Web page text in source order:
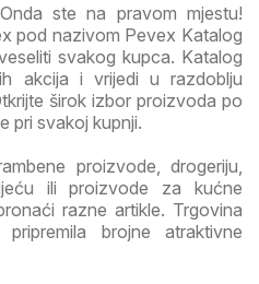
ste na pravom mjestu!
pod nazivom Pevex Katalog
svakog kupca. Katalog
akcija i vrijedi u razdoblju
širok izbor proizvoda po
pri svakoj kupnji.
proizvode, drogeriju,
ili proizvode za kućne
razne artikle. Trgovina
brojne atraktivne